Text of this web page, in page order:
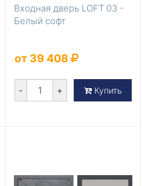
Входная дверь LOFT 03 -
Белый софт
от 39 408
- + Купить